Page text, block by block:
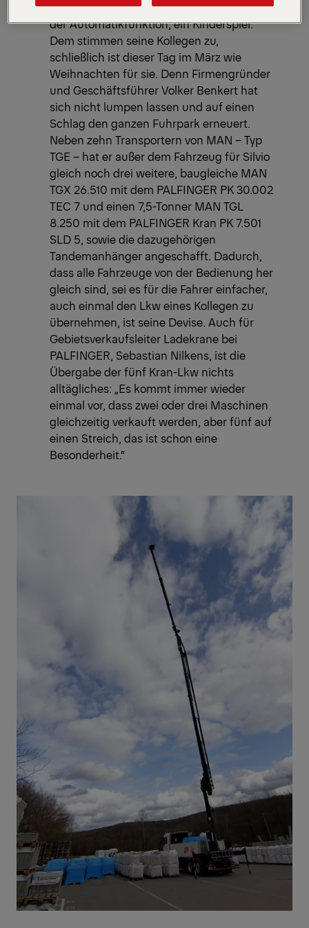
Auseinander- und Zusammenlegen, dank
der Automatikfunktion, ein Kinderspiel.“
Dem stimmen seine Kollegen zu,
schließlich ist dieser Tag im März wie
Weihnachten für sie. Denn Firmengründer
und Geschäftsführer Volker Benkert hat
sich nicht lumpen lassen und auf einen
Schlag den ganzen Fuhrpark erneuert.
Neben zehn Transportern von MAN – Typ
TGE – hat er außer dem Fahrzeug für Silvio
gleich noch drei weitere, baugleiche MAN
TGX 26.510 mit dem PALFINGER PK 30.002
TEC 7 und einen 7,5-Tonner MAN TGL
8.250 mit dem PALFINGER Kran PK 7.501
SLD 5, sowie die dazugehörigen
Tandemanhänger angeschafft. Dadurch,
dass alle Fahrzeuge von der Bedienung her
gleich sind, sei es für die Fahrer einfacher,
auch einmal den Lkw eines Kollegen zu
übernehmen, ist seine Devise. Auch für
Gebietsverkaufsleiter Ladekrane bei
PALFINGER, Sebastian Nilkens, ist die
Übergabe der fünf Kran-Lkw nichts
alltägliches: „Es kommt immer wieder
einmal vor, dass zwei oder drei Maschinen
gleichzeitig verkauft werden, aber fünf auf
einen Streich, das ist schon eine
Besonderheit.“